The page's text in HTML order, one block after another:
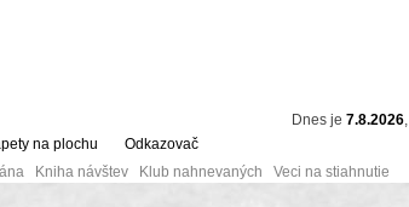
Dnes je 7.8.2026,
na plochu
Odkazovač
Kniha návštev Klub nahnevaných Veci na stiahnutie